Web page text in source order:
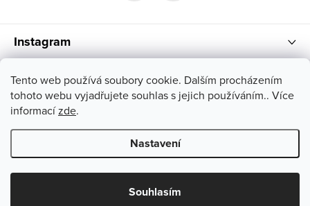
Tento web používá soubory cookie. Dalším procházením
tohoto webu vyjadřujete souhlas s jejich používáním.. Více
informacízde.
Nastavení
Souhlasím
Instagram
Informace pro vás
Copyright 2026INFOKRÁSA. Všechna práva vyhrazena.